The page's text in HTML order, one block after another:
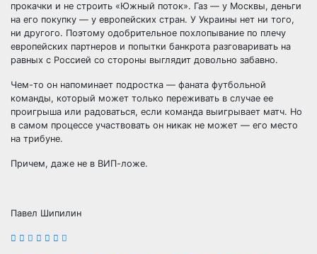
прокачки и не строить «Южный поток». Газ — у Москвы, деньги
на его покупку — у европейских стран. У Украины нет ни того,
ни другого. Поэтому одобрительное похлопывание по плечу
европейских партнеров и попытки банкрота разговаривать на
равных с Россией со стороны выглядит довольно забавно.
Чем-то он напоминает подростка — фаната футбольной
команды, который может только переживать в случае ее
проигрыша или радоваться, если команда выигрывает матч. Но
в самом процессе участвовать он никак не может — его место
на трибуне.
Причем, даже не в ВИП-ложе.
Павел Шипилин